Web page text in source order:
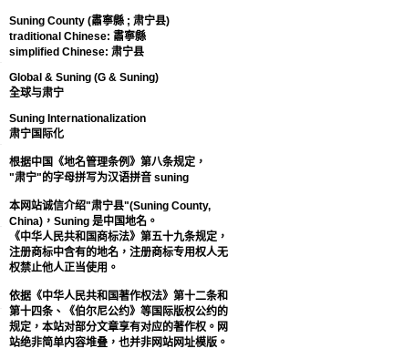
Suning County (肅寧縣 ; 肃宁县)
traditional Chinese: 肅寧縣
simplified Chinese: 肃宁县
Global & Suning (G & Suning)
全球与肃宁
Suning Internationalization
肃宁国际化
根据中国《地名管理条例》第八条规定，
"肃宁"的字母拼写为汉语拼音 suning
本网站诚信介绍"肃宁县"(Suning County,
China)，Suning 是中国地名。
《中华人民共和国商标法》第五十九条规定，
注册商标中含有的地名，注册商标专用权人无
权禁止他人正当使用。
依据《中华人民共和国著作权法》第十二条和
第十四条、《伯尔尼公约》等国际版权公约的
规定，本站对部分文章享有对应的著作权。网
站绝非简单内容堆叠，也并非网站网址模版。